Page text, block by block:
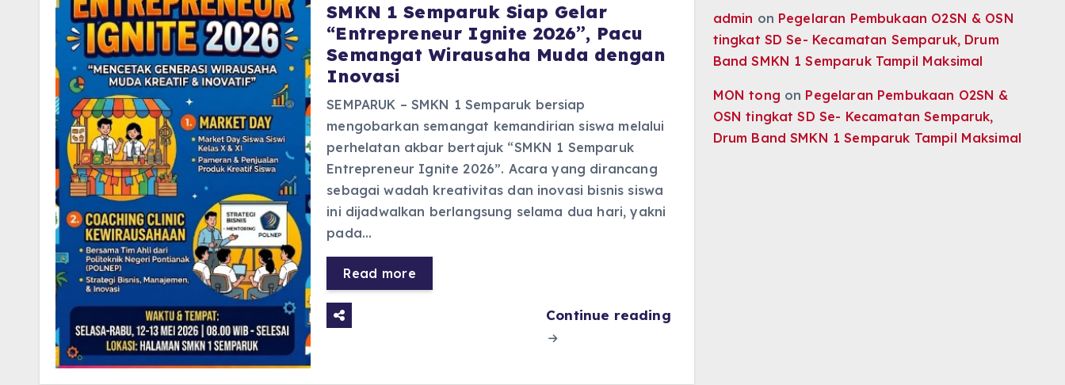
SMKN 1 Semparuk Siap Gelar
“Entrepreneur Ignite 2026”, Pacu
Semangat Wirausaha Muda dengan
Inovasi
SEMPARUK – SMKN 1 Semparuk bersiap
mengobarkan semangat kemandirian siswa melalui
perhelatan akbar bertajuk “SMKN 1 Semparuk
Entrepreneur Ignite 2026”. Acara yang dirancang
sebagai wadah kreativitas dan inovasi bisnis siswa
ini dijadwalkan berlangsung selama dua hari, yakni
pada…
Read more
Continue reading
admin on Pegelaran Pembukaan O2SN & OSN
tingkat SD Se- Kecamatan Semparuk, Drum
Band SMKN 1 Semparuk Tampil Maksimal
MON tong on Pegelaran Pembukaan O2SN &
OSN tingkat SD Se- Kecamatan Semparuk,
Drum Band SMKN 1 Semparuk Tampil Maksimal